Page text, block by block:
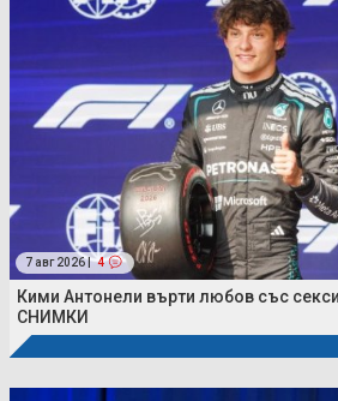
7 авг 2026 | 4
Кими Антонели върти любов със
СНИМКИ